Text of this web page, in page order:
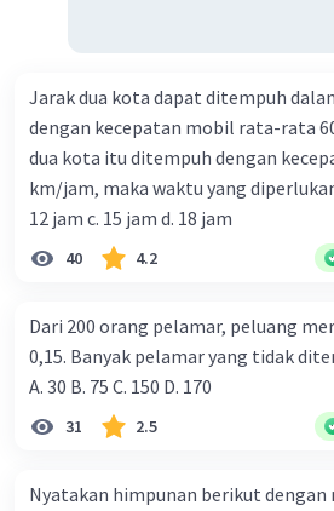
Jarak dua kota dapat ditempuh
dengan kecepatan mobil rata-rata
dua kota itu ditempuh dengan
km/jam, maka waktu yang diperlukan adalah
12 jam c. 15 jam d. 18 jam
40 4.2
Dari 200 orang pelamar, peluang
0,15. Banyak pelamar yang tidak
A. 30 B. 75 C. 150 D. 170
31 2.5
Nyatakan himpunan berikut